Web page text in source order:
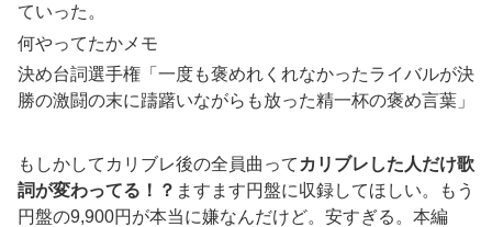
ていった。
何やってたかメモ
決め台詞選手権「一度も褒めれくれなかったライバルが決
勝の激闘の末に躊躇いながらも放った精一杯の褒め言葉」
もしかしてカリブレ後の全員曲って カリブレした人だけ歌
詞が変わってる！？ ますます円盤に収録してほしい。もう
円盤の9,900円が本当に嫌なんだけど。安すぎる。本編